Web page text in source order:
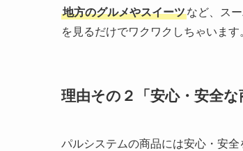
地方のグルメやスイーツなど、ス
を見るだけでワクワクしちゃいます
理由その２「安心・安全な
パルシステムの商品には安心・安全